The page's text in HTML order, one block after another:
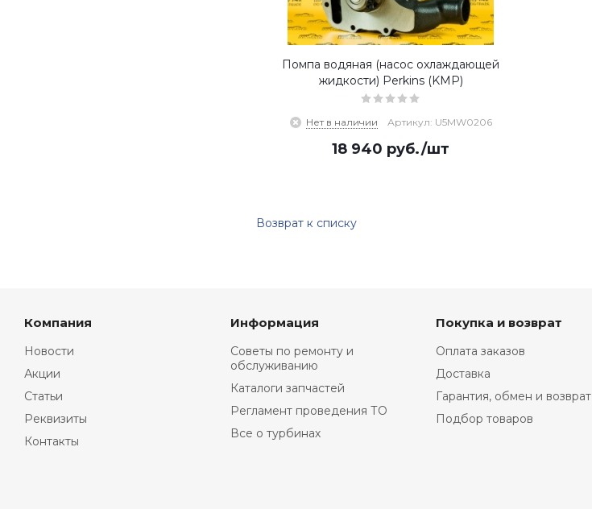
Помпа водяная (насос охлаждающей
жидкости) Perkins (KMP)
Нет в наличии Артикул: U5MW0206
18 940 руб./шт
Возврат к списку
Компания
Новости
Акции
Статьи
Реквизиты
Контакты
Информация
Советы по ремонту и
обслуживанию
Каталоги запчастей
Регламент проведения ТО
Все о турбинах
Покупка и возврат
Оплата заказов
Доставка
Гарантия, обмен и возврат
Подбор товаров